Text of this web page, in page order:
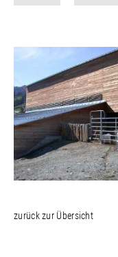
zurück zur Übersicht